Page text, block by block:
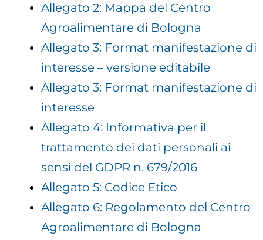
Allegato 2: Mappa del Centro
Agroalimentare di Bologna
Allegato 3: Format manifestazione di
interesse – versione editabile
Allegato 3: Format manifestazione di
interesse
Allegato 4: Informativa per il
trattamento dei dati personali ai
sensi del GDPR n. 679/2016
Allegato 5: Codice Etico
Allegato 6: Regolamento del Centro
Agroalimentare di Bologna